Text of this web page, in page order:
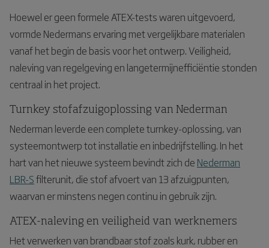
Hoewel er geen formele ATEX-tests waren uitgevoerd,
vormde Nedermans ervaring met vergelijkbare materialen
vanaf het begin de basis voor het ontwerp. Veiligheid,
naleving van regelgeving en langetermijnefficiëntie stonden
centraal in het project.
Turnkey stofafzuigoplossing van Nederman
Nederman leverde een complete turnkey-oplossing, van
systeemontwerp tot installatie en inbedrijfstelling. In het
hart van het nieuwe systeem bevindt zich de Nederman
LBR-Sfilterunit, die stof afvoert van 13 afzuigpunten,
waarvan er minstens negen continu in gebruik zijn.
ATEX-naleving en veiligheid van werknemers
Het verwerken van brandbaar stof zoals kurk, rubber en